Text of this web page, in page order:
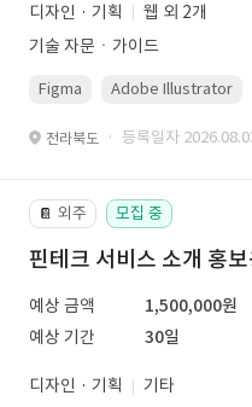
디자인 · 기획
웹 외 2개
기술 자문ㆍ가이드
Figma Adobe Illustrator
전라북도 · 등록일자
📔 외주 모집 중
핀테크 서비스 소개 홍
예상 금액
1,500,000원
예상 기간
30일
디자인 · 기획
기타